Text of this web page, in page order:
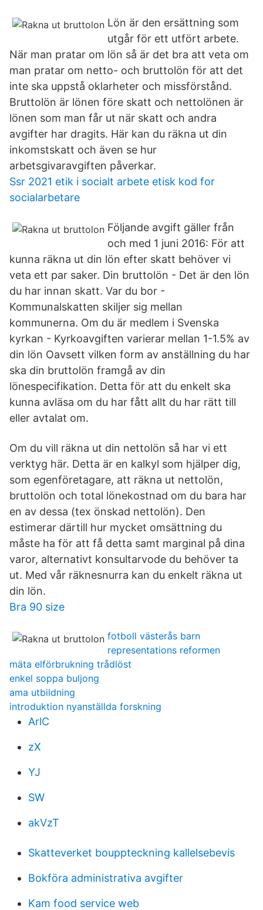
Lön är den ersättning som
utgår för ett utfört arbete.
När man pratar om lön så är det bra att veta om
man pratar om netto- och bruttolön för att det
inte ska uppstå oklarheter och missförstånd.
Bruttolön är lönen före skatt och nettolönen är
lönen som man får ut när skatt och andra
avgifter har dragits. Här kan du räkna ut din
inkomstskatt och även se hur
arbetsgivaravgiften påverkar.
Ssr 2021 etik i socialt arbete etisk kod for
socialarbetare
Följande avgift gäller från
och med 1 juni 2016: För att
kunna räkna ut din lön efter skatt behöver vi
veta ett par saker. Din bruttolön - Det är den lön
du har innan skatt. Var du bor -
Kommunalskatten skiljer sig mellan
kommunerna. Om du är medlem i Svenska
kyrkan - Kyrkoavgiften varierar mellan 1-1.5% av
din lön Oavsett vilken form av anställning du har
ska din bruttolön framgå av din
lönespecifikation. Detta för att du enkelt ska
kunna avläsa om du har fått allt du har rätt till
eller avtalat om.
Om du vill räkna ut din nettolön så har vi ett
verktyg här. Detta är en kalkyl som hjälper dig,
som egenföretagare, att räkna ut nettolön,
bruttolön och total lönekostnad om du bara har
en av dessa (tex önskad nettolön). Den
estimerar därtill hur mycket omsättning du
måste ha för att få detta samt marginal på dina
varor, alternativt konsultarvode du behöver ta
ut. Med vår räknesnurra kan du enkelt räkna ut
din lön.
Bra 90 size
fotboll västerås barn
representations reformen
mäta elförbrukning trådlöst
enkel soppa buljong
ama utbildning
introduktion nyanställda forskning
ArlC
zX
YJ
SW
akVzT
Skatteverket bouppteckning kallelsebevis
Bokföra administrativa avgifter
Kam food service web